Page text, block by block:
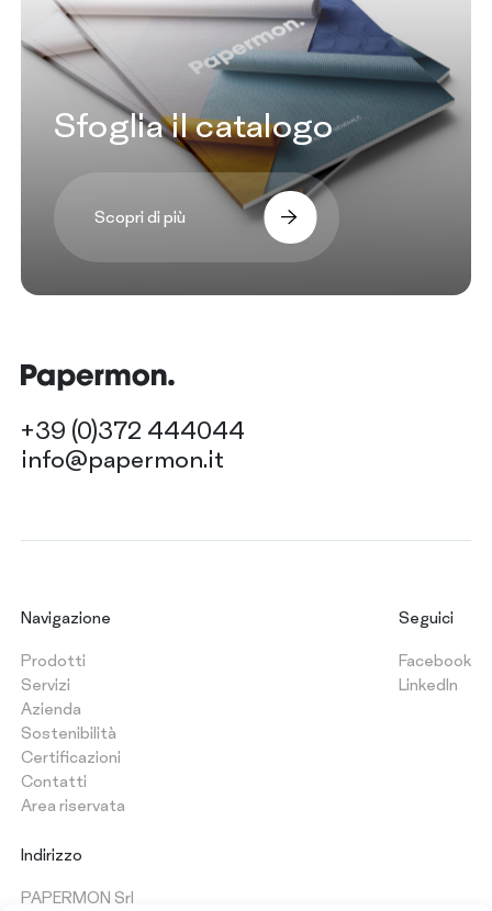
Sfoglia il catalogo
Scopri di più
+39 (0)372 444044
info@papermon.it
Navigazione
Prodotti
Servizi
Azienda
Sostenibilità
Certificazioni
Contatti
Area riservata
Seguici
Facebook
LinkedIn
Indirizzo
PAPERMON Srl